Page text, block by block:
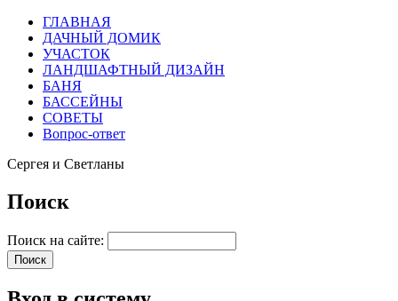
ГЛАВНАЯ
ДАЧНЫЙ ДОМИК
УЧАСТОК
ЛАНДШАФТНЫЙ ДИЗАЙН
БАНЯ
БАССЕЙНЫ
СОВЕТЫ
Вопрос-ответ
Сергея и Светланы
Поиск
Поиск на сайте: